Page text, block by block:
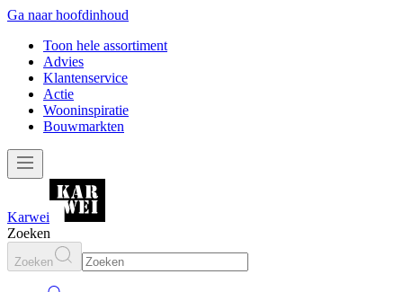
Ga naar hoofdinhoud
Toon hele assortiment
Advies
Klantenservice
Actie
Wooninspiratie
Bouwmarkten
Karwei
Zoeken
Zoeken